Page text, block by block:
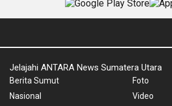
Jelajahi ANTARA News Sumatera Utara
Berita Sumut
Nasional
Foto
Video